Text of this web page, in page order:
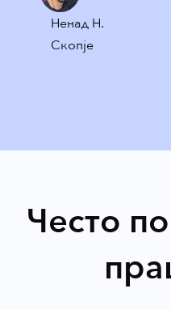
Ненад Н.
Скопје
Често